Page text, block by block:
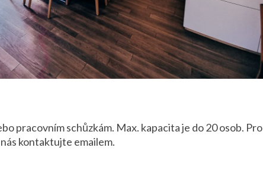
pracovním schůzkám. Max. kapacita je do 20 osob. Pro
kontaktujte emailem.